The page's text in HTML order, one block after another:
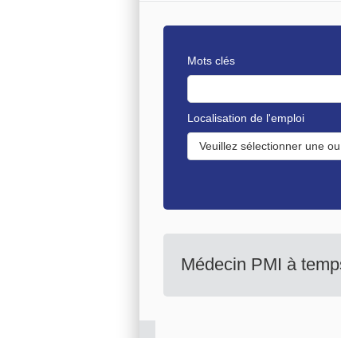
Mots clés
Localisation de l'emploi
Veuillez sélectionner une
Médecin PMI à